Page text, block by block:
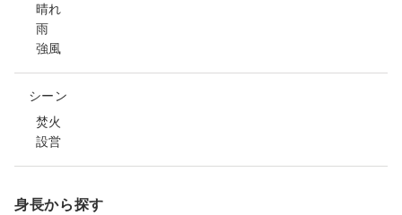
晴れ
雨
強風
シーン
焚火
設営
身長から探す